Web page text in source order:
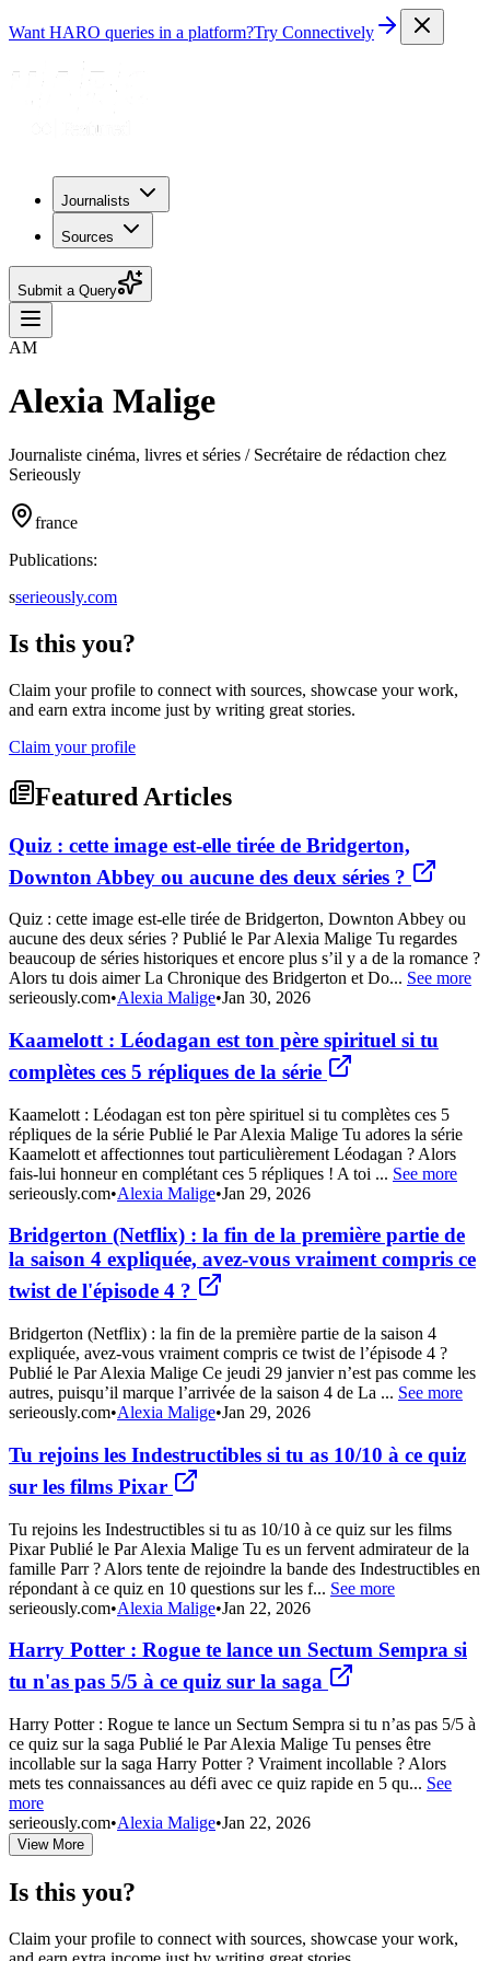
Want HARO queries in a platform?Try Connectively
Journalists
Sources
Submit a Query
AM
Alexia Malige
Journaliste cinéma, livres et séries / Secrétaire de rédaction chez
Serieously
france
Publications:
sserieously.com
Is this you?
Claim your profile to connect with sources, showcase your work,
and earn extra income just by writing great stories.
Claim your profile
Featured Articles
Quiz : cette image est-elle tirée de Bridgerton,
Downton Abbey ou aucune des deux séries ?
Quiz : cette image est-elle tirée de Bridgerton, Downton Abbey ou
aucune des deux séries ? Publié le Par Alexia Malige Tu regardes
beaucoup de séries historiques et encore plus s’il y a de la romance ?
Alors tu dois aimer La Chronique des Bridgerton et Do... See more
serieously.com•Alexia Malige•Jan 30, 2026
Kaamelott : Léodagan est ton père spirituel si tu
complètes ces 5 répliques de la série
Kaamelott : Léodagan est ton père spirituel si tu complètes ces 5
répliques de la série Publié le Par Alexia Malige Tu adores la série
Kaamelott et affectionnes tout particulièrement Léodagan ? Alors
fais-lui honneur en complétant ces 5 répliques ! A toi ... See more
serieously.com•Alexia Malige•Jan 29, 2026
Bridgerton (Netflix) : la fin de la première partie de
la saison 4 expliquée, avez-vous vraiment compris ce
twist de l'épisode 4 ?
Bridgerton (Netflix) : la fin de la première partie de la saison 4
expliquée, avez-vous vraiment compris ce twist de l’épisode 4 ?
Publié le Par Alexia Malige Ce jeudi 29 janvier n’est pas comme les
autres, puisqu’il marque l’arrivée de la saison 4 de La ... See more
serieously.com•Alexia Malige•Jan 29, 2026
Tu rejoins les Indestructibles si tu as 10/10 à ce quiz
sur les films Pixar
Tu rejoins les Indestructibles si tu as 10/10 à ce quiz sur les films
Pixar Publié le Par Alexia Malige Tu es un fervent admirateur de la
famille Parr ? Alors tente de rejoindre la bande des Indestructibles en
répondant à ce quiz en 10 questions sur les f... See more
serieously.com•Alexia Malige•Jan 22, 2026
Harry Potter : Rogue te lance un Sectum Sempra si
tu n'as pas 5/5 à ce quiz sur la saga
Harry Potter : Rogue te lance un Sectum Sempra si tu n’as pas 5/5 à
ce quiz sur la saga Publié le Par Alexia Malige Tu penses être
incollable sur la saga Harry Potter ? Vraiment incollable ? Alors
mets tes connaissances au défi avec ce quiz rapide en 5 qu... See
more
serieously.com•Alexia Malige•Jan 22, 2026
View More
Is this you?
Claim your profile to connect with sources, showcase your work,